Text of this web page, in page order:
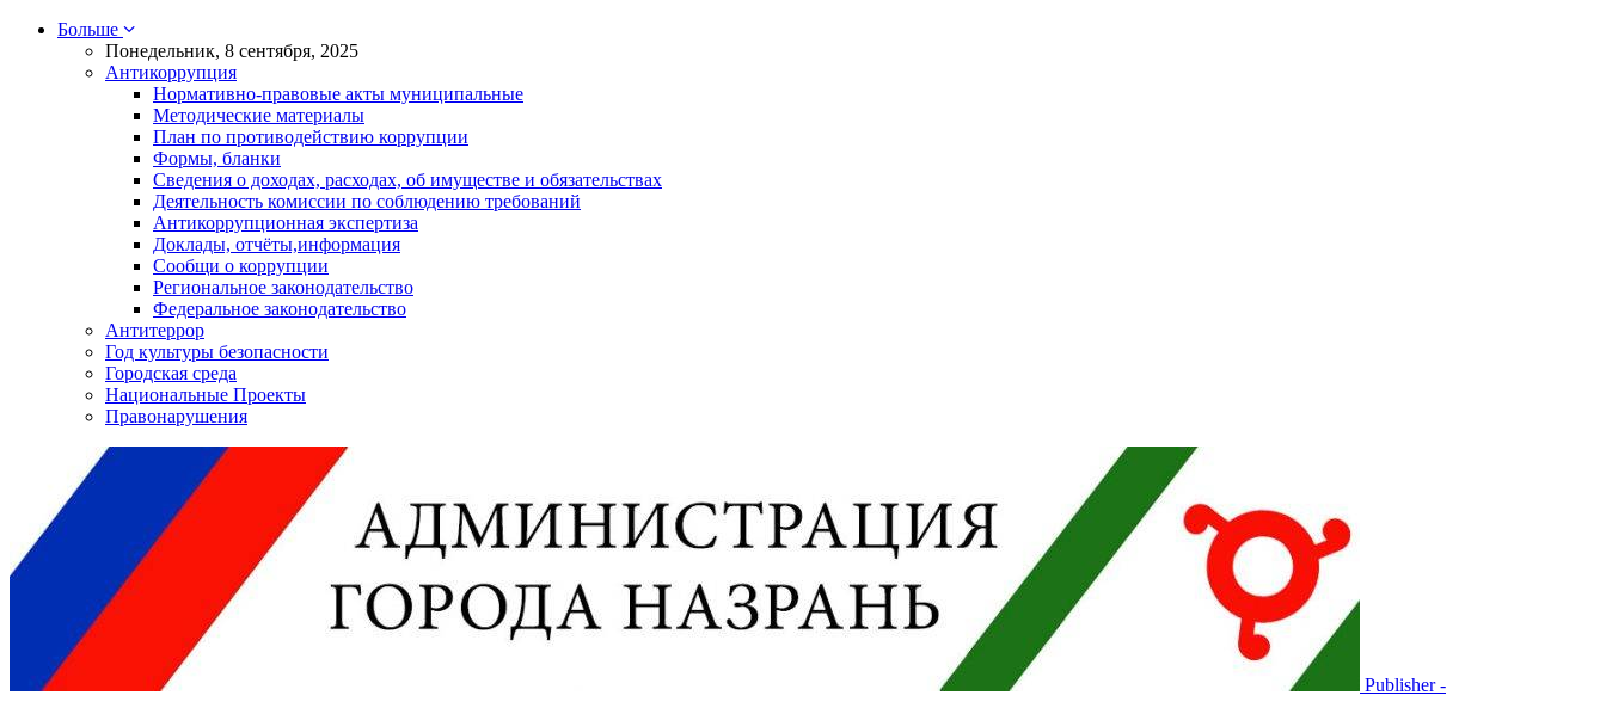
Больше
Понедельник, 8 сентября, 2025
Антикоррупция
Нормативно-правовые акты муниципальные
Методические материалы
План по противодействию коррупции
Формы, бланки
Сведения о доходах, расходах, об имуществе и обязательствах
Деятельность комиссии по соблюдению требований
Антикоррупционная экспертиза
Доклады, отчёты,информация
Сообщи о коррупции
Региональное законодательство
Федеральное законодательство
Антитеррор
Год культуры безопасности
Городская среда
Национальные Проекты
Правонарушения
Publisher -